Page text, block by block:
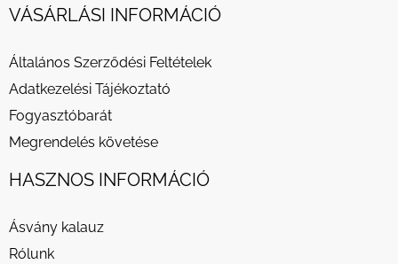
VÁSÁRLÁSI INFORMÁCIÓ
Általános Szerződési Feltételek
Adatkezelési Tájékoztató
Fogyasztóbarát
Megrendelés követése
HASZNOS INFORMÁCIÓ
Ásvány kalauz
Rólunk